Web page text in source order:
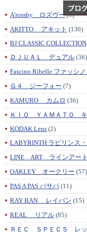
A'rossby ロズヴー(6)
AKITTO アキット (136)
BJ CLASSIC COLLECTION
ＤＪＵＡＬ デュアル (36)
Fascino Ribelle ファッシ
Ｇ４ ジーフォー (7)
KAMURO カムロ (36)
ＫＩＯ ＹＡＭＡＴＯ
KODAK Lens (2)
LABYRINTH ラビリンス
LINE ART ラインアート
OAKLEY オークリー (57)
PAS A PAS パサパ (11)
RAY BAN レイバン (15)
REAL リアル (85)
ＲＥＣ ＳＰＥＣＳ レ